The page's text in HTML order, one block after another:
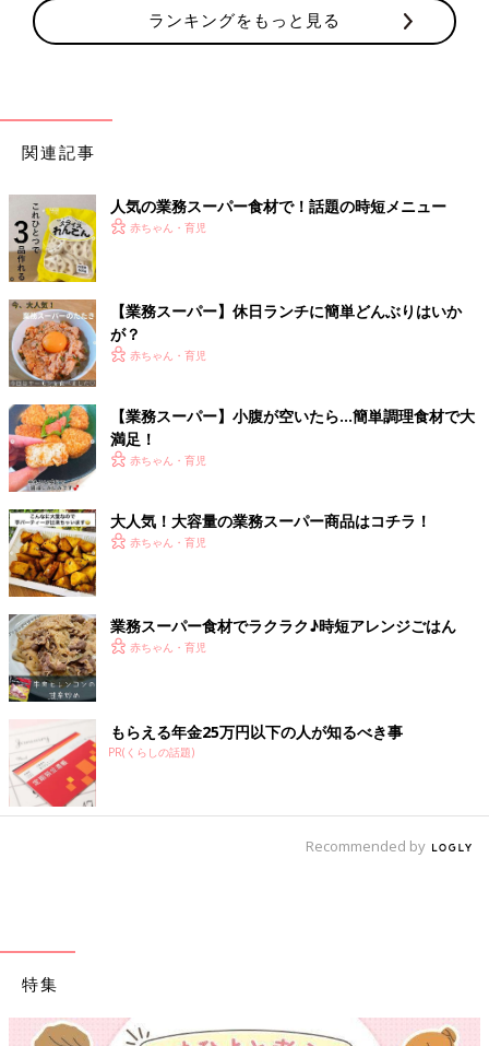
ランキングをもっと見る
関連記事
人気の業務スーパー食材で！話題の時短メニュー
赤ちゃん・育児
【業務スーパー】休日ランチに簡単どんぶりはいか
が？
赤ちゃん・育児
【業務スーパー】小腹が空いたら…簡単調理食材で大
満足！
赤ちゃん・育児
大人気！大容量の業務スーパー商品はコチラ！
赤ちゃん・育児
業務スーパー食材でラクラク♪時短アレンジごはん
赤ちゃん・育児
もらえる年金25万円以下の人が知るべき事
PR(くらしの話題)
Recommended by
特集